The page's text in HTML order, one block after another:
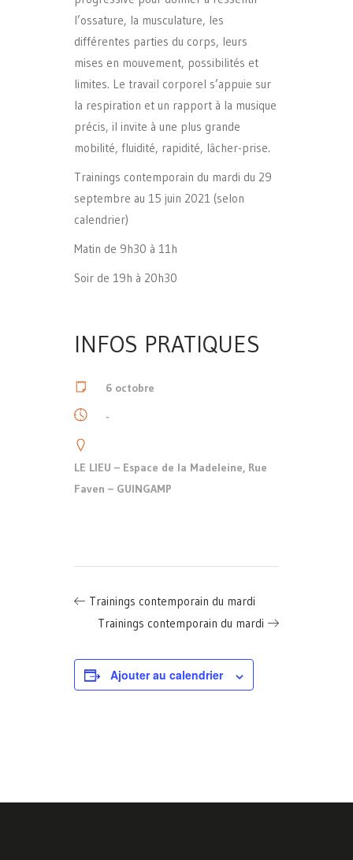
l’ossature, la musculature, les
différentes parties du corps, leurs
mises en mouvement, possibilités et
limites. Le travail corporel s’appuie sur
la respiration et un rapport à la musique
précis, il invite à une plus grande
mobilité, fluidité, rapidité, lâcher-prise.
Trainings contemporain du mardi du 29
septembre au 15 juin 2021 (selon
calendrier)
Matin de 9h30 à 11h
Soir de 19h à 20h30
INFOS PRATIQUES
6 octobre
-
LE LIEU – Espace de la Madeleine, Rue
Faven – GUINGAMP
Trainings contemporain du mardi
Trainings contemporain du mardi
Ajouter au calendrier